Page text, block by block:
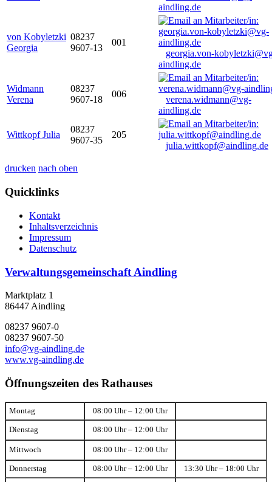
aindling.de
von Kobyletzki
Georgia
08237
9607-13
001
georgia.von-
aindling.de
Widmann
Verena
08237
9607-18
006
verena.widmann@vg-
aindling.de
Wittkopf Julia
08237
9607-35
205
julia.wittkopf@aindling.de
drucken nach oben
Quicklinks
Kontakt
Inhaltsverzeichnis
Impressum
Datenschutz
Verwaltungsgemeinschaft Aindling
Marktplatz 1
86447 Aindling
08237 9607-0
08237 9607-50
info@vg-aindling.de
www.vg-aindling.de
Öffnungszeiten des Rathauses
Montag 08:00 Uhr – 12:00 Uhr
Dienstag 08:00 Uhr – 12:00 Uhr
Mittwoch 08:00 Uhr – 12:00 Uhr
Donnerstag 08:00 Uhr – 12:00 Uhr 13:30 Uhr – 18:00 Uhr